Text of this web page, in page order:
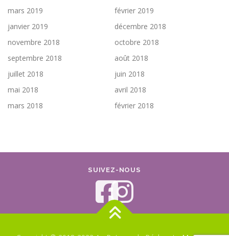
mars 2019
février 2019
janvier 2019
décembre 2018
novembre 2018
octobre 2018
septembre 2018
août 2018
juillet 2018
juin 2018
mai 2018
avril 2018
mars 2018
février 2018
SUIVEZ-NOUS